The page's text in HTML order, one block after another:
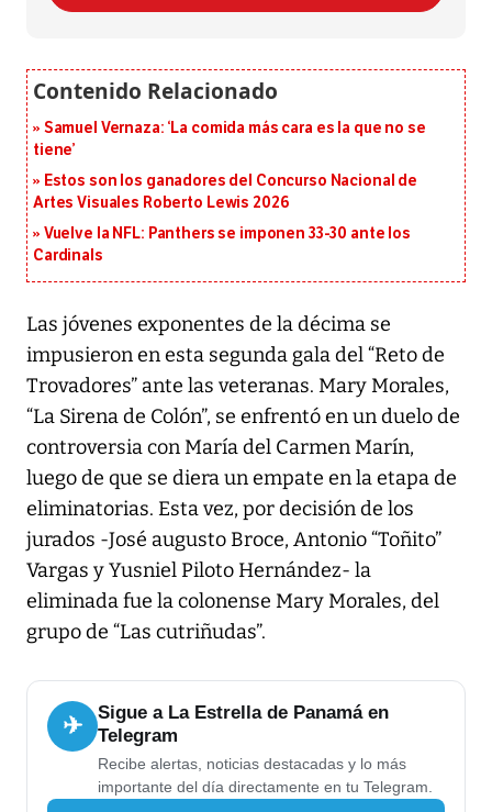
Samuel Vernaza: ‘La comida más cara es la que no se
tiene’
Estos son los ganadores del Concurso Nacional de
Artes Visuales Roberto Lewis 2026
Vuelve la NFL: Panthers se imponen 33-30 ante los
Cardinals
Las jóvenes exponentes de la décima se
impusieron en esta segunda gala del “Reto de
Trovadores” ante las veteranas. Mary Morales,
“La Sirena de Colón”, se enfrentó en un duelo de
controversia con María del Carmen Marín,
luego de que se diera un empate en la etapa de
eliminatorias. Esta vez, por decisión de los
jurados -José augusto Broce, Antonio “Toñito”
Vargas y Yusniel Piloto Hernández- la
eliminada fue la colonense Mary Morales, del
grupo de “Las cutriñudas”.
✈
Sigue a La Estrella de Panamá en
Telegram
Recibe alertas, noticias destacadas y lo más
importante del día directamente en tu Telegram.